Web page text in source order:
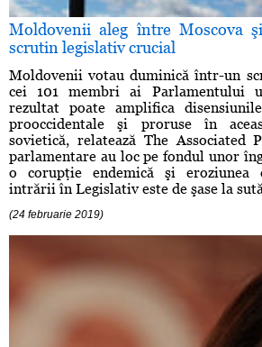
Moldovenii aleg între Moscova
scrutin legislativ crucial
Moldovenii votau duminică într-un
cei 101 membri ai Parlamentului
rezultat poate amplifica
prooccidentale şi proruse în
sovietică, relatează The Associated
parlamentare au loc pe fondul unor
o corupţie endemică şi eroziunea
intrării în Legislativ este de şase la
(24 februarie 2019)